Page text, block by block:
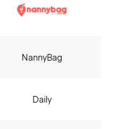
NannyBag
Daily